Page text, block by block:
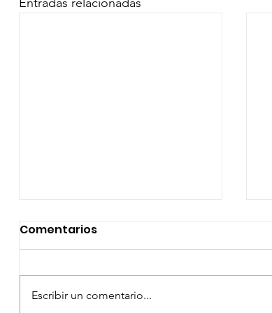
Comentarios
Escribir un comentario...